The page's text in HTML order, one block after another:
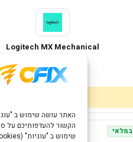
הקשור להעדפותיכם על
שימוש ב "עוגיות" (Cookies) שלה ושל צדדים שלישיים. מידע נוסף ניתן למצוא ב
Logitech MX Mechanical
₪747
במלאי